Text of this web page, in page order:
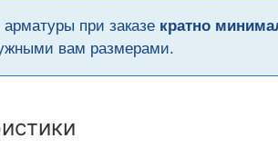
при заказе кратно
вам размерами.